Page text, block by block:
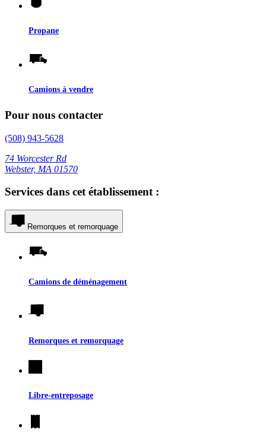
Propane
Camions à vendre
Pour nous contacter
(508) 943-5628
74 Worcester Rd
Webster, MA 01570
Services dans cet établissement :
Remorques et remorquage
Camions de déménagement
Remorques et remorquage
Libre-entreposage